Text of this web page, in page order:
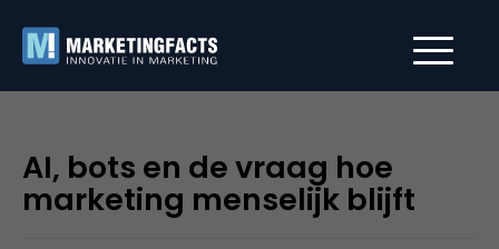
AI, bots en de vraag hoe
marketing menselijk blijft